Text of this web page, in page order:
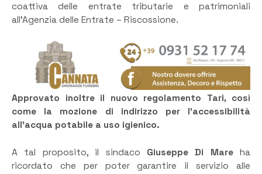
coattiva delle entrate tributarie e patrimoniali
all’Agenzia delle Entrate – Riscossione.
Approvato inoltre il nuovo regolamento Tari, così
come la mozione di indirizzo per l’accessibilità
all’acqua potabile a uso igienico.
A tal proposito, il sindaco Giuseppe Di Mareha
ricordato che per poter garantire il servizio alle